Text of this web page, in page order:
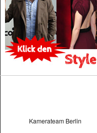
Kamerateam Berlin